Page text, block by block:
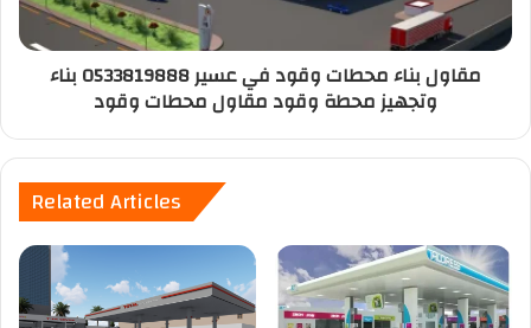
مقاول بناء محطات وقود في عسير 0533819888 بناء
وتجهيز محطة وقود مقاول محطات وقود
Related Articles